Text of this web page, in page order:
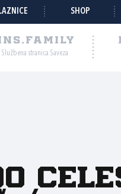
SHOP
Službena stranica Saveza